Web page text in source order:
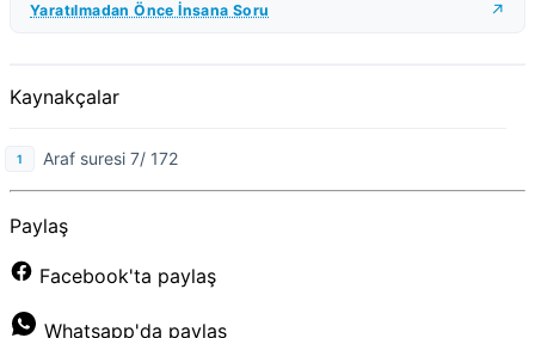
Yaratılmadan Önce İnsana Soru
Kaynakçalar
Araf suresi 7/ 172
Paylaş
Facebook'ta paylaş
Whatsapp'da paylaş